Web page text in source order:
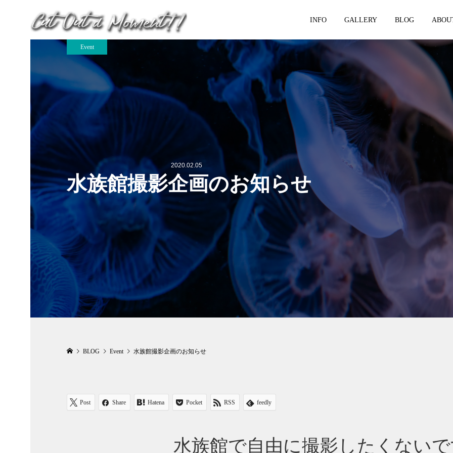
INFO GALLERY BLOG
2020.02.05
水族館撮影企画のお知らせ
Event
BLOG Event 水族館撮影企画のお知らせ
Post Share Hatena Pocket RSS feedly
水族館で自由に撮影したくない